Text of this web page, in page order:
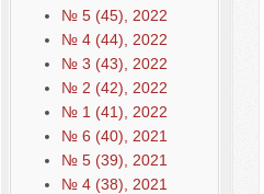
№ 5 (45), 2022
№ 4 (44), 2022
№ 3 (43), 2022
№ 2 (42), 2022
№ 1 (41), 2022
№ 6 (40), 2021
№ 5 (39), 2021
№ 4 (38), 2021